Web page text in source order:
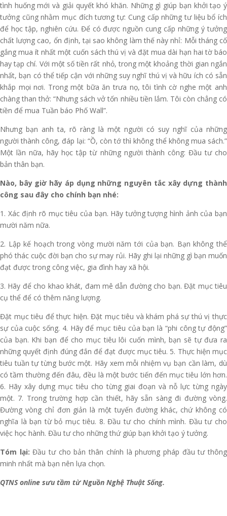
tình huống mới và giải quyết khó khăn. Những gì giúp bạn khởi tạo ý
tưởng cũng nhằm mục đích tương tự: Cung cấp những tư liệu bổ ích
để học tập, nghiên cứu. Để có được nguồn cung cấp những ý tưởng
chất lượng cao, ổn định, tại sao không làm thế này nhỉ: Mỗi tháng cố
gắng mua ít nhất một cuốn sách thú vị và đặt mua dài hạn hai tờ báo
hay tạp chí. Với một số tiền rất nhỏ, trong một khoảng thời gian ngắn
nhất, bạn có thể tiếp cận với những suy nghĩ thú vị và hữu ích có sẵn
khắp mọi nơi. Trong một bữa ăn trưa nọ, tôi tình cờ nghe một anh
chàng than thở: “Nhưng sách vở tốn nhiều tiền lắm. Tôi còn chẳng có
tiền để mua Tuần báo Phố Wall”.
Nhưng bạn anh ta, rõ ràng là một người có suy nghĩ của những
người thành công, đáp lại: “Ồ, còn tớ thì không thể không mua sách.”
Một lần nữa, hãy học tập từ những người thành công: Đầu tư cho
bản thân bạn.
Nào, bây giờ hãy áp dụng những nguyên tắc xây dựng thành
công sau đây cho chính bạn nhé:
1. Xác định rõ mục tiêu của bạn. Hãy tưởng tượng hình ảnh của bạn
mười năm nữa.
2. Lập kế hoạch trong vòng mười năm tới của bạn. Bạn không thể
phó thác cuộc đời bạn cho sự may rủi. Hãy ghi lại những gì bạn muốn
đạt được trong công việc, gia đình hay xã hội.
3. Hãy để cho khao khát, đam mê dẫn đường cho bạn. Đặt mục tiêu
cụ thể để có thêm năng lượng.
Đặt mục tiêu để thực hiện. Đặt mục tiêu và khám phá sự thú vị thực
sự của cuộc sống. 4. Hãy để mục tiêu của bạn là “phi công tự động”
của bạn. Khi bạn để cho mục tiêu lôi cuốn mình, bạn sẽ tự đưa ra
những quyết định đúng đắn để đạt được mục tiêu. 5. Thực hiện mục
tiêu tuần tự từng bước một. Hãy xem mỗi nhiệm vụ bạn cần làm, dù
có tầm thường đến đâu, đều là một bước tiến đến mục tiêu lớn hơn.
6. Hãy xây dựng mục tiêu cho từng giai đoạn và nỗ lực từng ngày
một. 7. Trong trường hợp cần thiết, hãy sẵn sàng đi đường vòng.
Đường vòng chỉ đơn giản là một tuyến đường khác, chứ không có
nghĩa là bạn từ bỏ mục tiêu. 8. Đầu tư cho chính mình. Đầu tư cho
việc học hành. Đầu tư cho những thứ giúp bạn khởi tạo ý tưởng.
Tóm lại: Đầu tư cho bản thân chính là phương pháp đầu tư thông
minh nhất mà bạn nên lựa chọn.
QTNS online sưu tầm từ Nguồn Nghệ Thuật Sống.